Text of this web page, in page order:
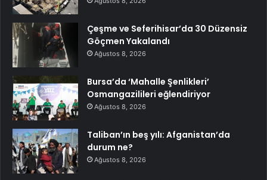
Çeşme ve Seferihisar’da 30 Düzensiz
Göçmen Yakalandı
Ağustos 8, 2026
Bursa’da ‘Mahalle Şenlikleri’
Osmangazilileri eğlendiriyor
Ağustos 8, 2026
Taliban’ın beş yılı: Afganistan’da
durum ne?
Ağustos 8, 2026